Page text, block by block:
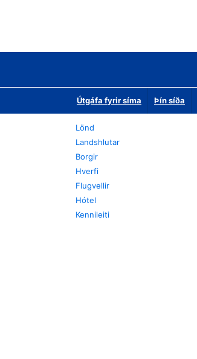
Útgáfa fyrir síma Þín síða
Lönd
Landshlutar
Borgir
Hverfi
Flugvellir
Hótel
Kennileiti